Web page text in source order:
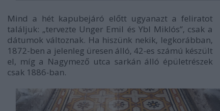
Mind a hét kapubejáró előtt ugyanazt a feliratot
találjuk: „tervezte Unger Emil és Ybl Miklós”, csak a
dátumok változnak. Ha hiszünk nekik, legkorábban,
1872-ben a jelenleg üresen álló, 42-es számú készült
el, míg a Nagymező utca sarkán álló épületrészek
csak 1886-ban.